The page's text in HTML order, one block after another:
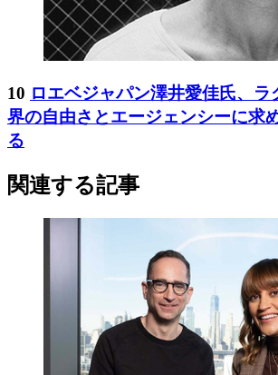
10 ロエベジャパン澤井愛佳氏、ラ
界の自由さとエージェンシーに求
る
関連する記事